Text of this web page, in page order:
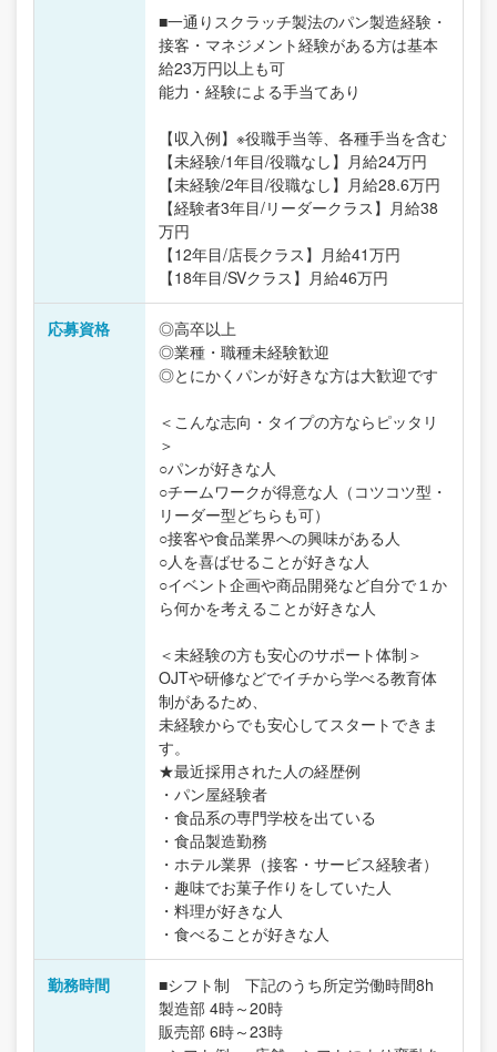
■一通りスクラッチ製法のパン製造経験・
接客・マネジメント経験がある方は基本
給23万円以上も可
能力・経験による手当てあり
【収入例】※役職手当等、各種手当を含む
【未経験/1年目/役職なし】月給24万円
【未経験/2年目/役職なし】月給28.6万円
【経験者3年目/リーダークラス】月給38
万円
【12年目/店長クラス】月給41万円
【18年目/SVクラス】月給46万円
応募資格
◎高卒以上
◎業種・職種未経験歓迎
◎とにかくパンが好きな方は大歓迎です
＜こんな志向・タイプの方ならピッタリ
＞
○パンが好きな人
○チームワークが得意な人（コツコツ型・
リーダー型どちらも可）
○接客や食品業界への興味がある人
○人を喜ばせることが好きな人
○イベント企画や商品開発など自分で１か
ら何かを考えることが好きな人
＜未経験の方も安心のサポート体制＞
OJTや研修などでイチから学べる教育体
制があるため、
未経験からでも安心してスタートできま
す。
★最近採用された人の経歴例
・パン屋経験者
・食品系の専門学校を出ている
・食品製造勤務
・ホテル業界（接客・サービス経験者）
・趣味でお菓子作りをしていた人
・料理が好きな人
・食べることが好きな人
勤務時間
■シフト制 下記のうち所定労働時間8h
製造部 4時～20時
販売部 6時～23時